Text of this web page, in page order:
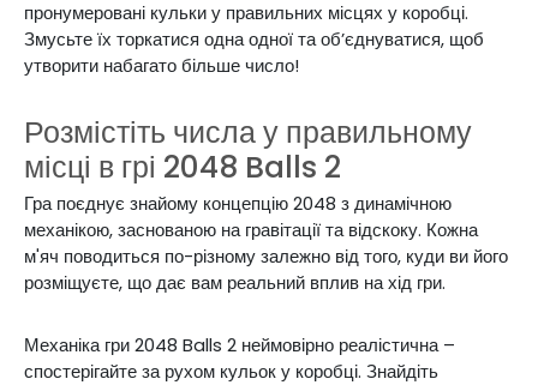
пронумеровані кульки у правильних місцях у коробці.
Змусьте їх торкатися одна одної та об’єднуватися, щоб
утворити набагато більше число!
Розмістіть числа у правильному
місці в грі 2048 Balls 2
Гра поєднує знайому концепцію 2048 з динамічною
механікою, заснованою на гравітації та відскоку. Кожна
м'яч поводиться по-різному залежно від того, куди ви його
розміщуєте, що дає вам реальний вплив на хід гри.
Механіка гри 2048 Balls 2 неймовірно реалістична –
спостерігайте за рухом кульок у коробці. Знайдіть